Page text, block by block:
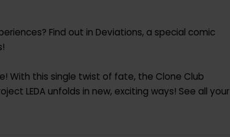
Find out in Deviations, a special comic
With this single twist of fate, the Clone Club
LEDA unfolds in new, exciting ways! See all your